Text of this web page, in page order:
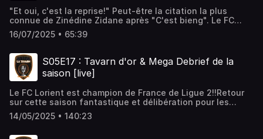
réserver: ⁠https://linktr.ee/LaTavarn⁠
"Et oui, c'est la reprise!" Peut-être la citation la plus
connue de Zinédine Zidane après "C'est bieng". Le FC
Lorient est de retour après un premier succès en amical
face à Fleury et avec une nouvelle recrue, Noah Cadiou,
compte twitter @le12ehommeraf pour nous présenter le
nouvel arrivant avant de faire un point mercato et de
répondre à toutes vos questions!________LA TAVARN EN
réserver: https://linktr.ee/LaTavarn
16/07/2025 • 65:39
S05E17 : Tavarn d'or & Mega Debrief de la
saison [live]
Le FC Lorient est champion de France de Ligue 2!!Retour
sur cette saison fantastique et délibération pour les
trophées de fin de saison, en direct sur twitch!
14/05/2025 • 140:23